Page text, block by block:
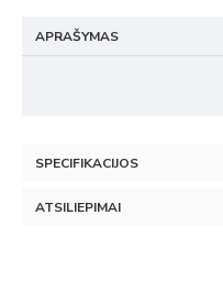
APRAŠYMAS
SPECIFIKACIJOS
ATSILIEPIMAI